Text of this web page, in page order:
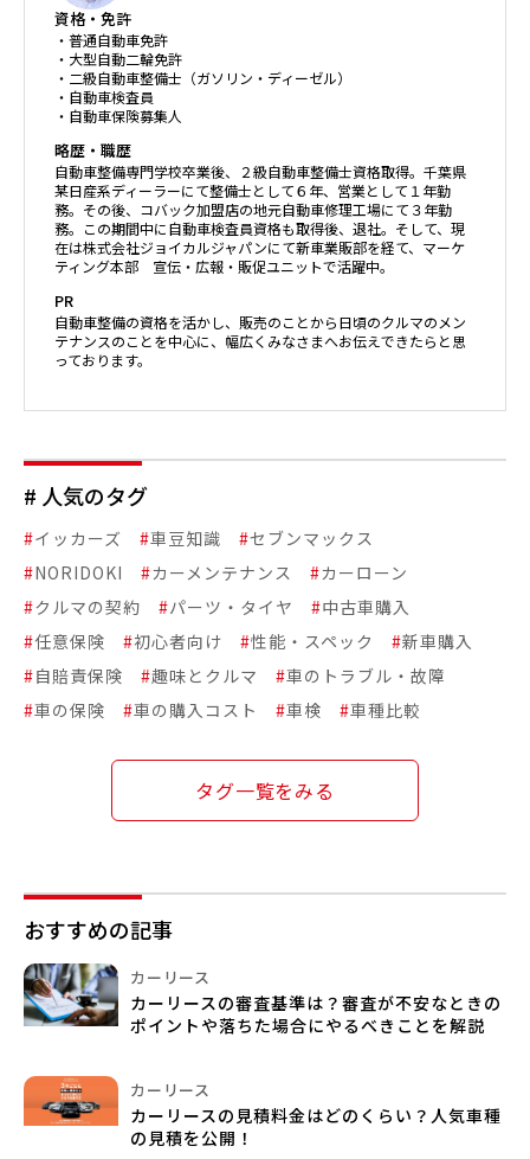
資格・免許
・普通自動車免許
・大型自動二輪免許
・二級自動車整備士（ガソリン・ディーゼル）
・自動車検査員
・自動車保険募集人
略歴・職歴
自動車整備専門学校卒業後、２級自動車整備士資格取得。千葉県
某日産系ディーラーにて整備士として６年、営業として１年勤
務。その後、コバック加盟店の地元自動車修理工場にて３年勤
務。この期間中に自動車検査員資格も取得後、退社。そして、現
在は株式会社ジョイカルジャパンにて新車業販部を経て、マーケ
ティング本部 宣伝・広報・販促ユニットで活躍中。
PR
自動車整備の資格を活かし、販売のことから日頃のクルマのメン
テナンスのことを中心に、幅広くみなさまへお伝えできたらと思
っております。
# 人気のタグ
#イッカーズ #車豆知識 #セブンマックス
#NORIDOKI #カーメンテナンス #カーローン
#クルマの契約 #パーツ・タイヤ #中古車購入
#任意保険 #初心者向け #性能・スペック #新車購入
#自賠責保険 #趣味とクルマ #車のトラブル・故障
#車の保険 #車の購入コスト #車検 #車種比較
タグ一覧をみる
おすすめの記事
カーリース
カーリースの審査基準は？審査が不安なときの
ポイントや落ちた場合にやるべきことを解説
カーリース
カーリースの見積料金はどのくらい？人気車種
の見積を公開！